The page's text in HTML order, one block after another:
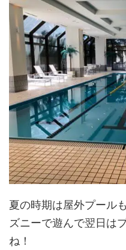
夏の時期は屋外プール
ズニーで遊んで翌日は
ね！